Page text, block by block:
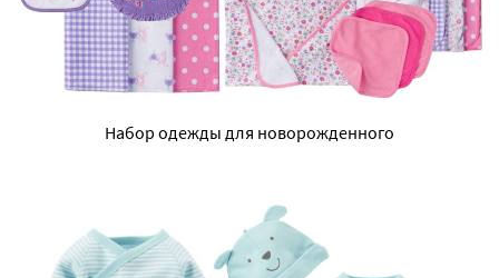
Набор одежды для новорожденного